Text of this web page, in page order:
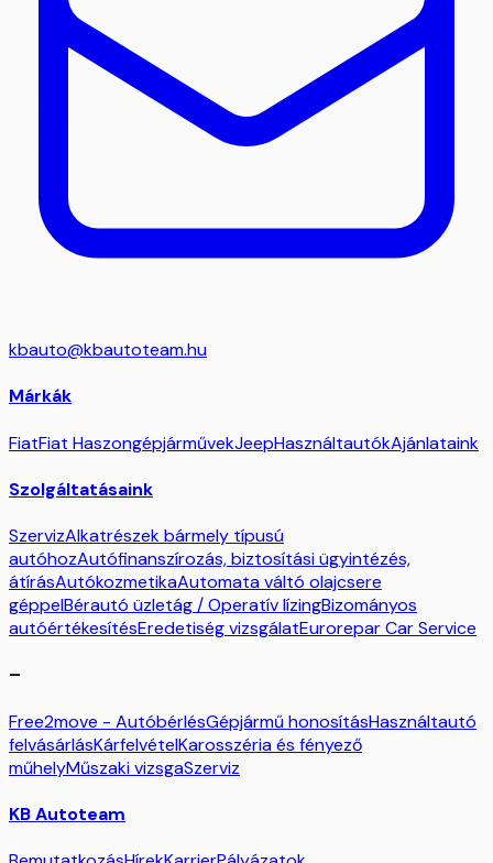
kbauto@kbautoteam.hu
Márkák
FiatFiat HaszongépjárművekJeepHasználtautókAjánlataink
Szolgáltatásaink
SzervizAlkatrészek bármely típusú
autóhozAutófinanszírozás, biztosítási ügyintézés,
átírásAutókozmetikaAutomata váltó olajcsere
géppelBérautó üzletág / Operatív lízingBizományos
autóértékesítésEredetiség vizsgálatEurorepar Car Service
–
Free2move - AutóbérlésGépjármű honosításHasználtautó
felvásárlásKárfelvételKarosszéria és fényező
műhelyMűszaki vizsgaSzerviz
KB Autoteam